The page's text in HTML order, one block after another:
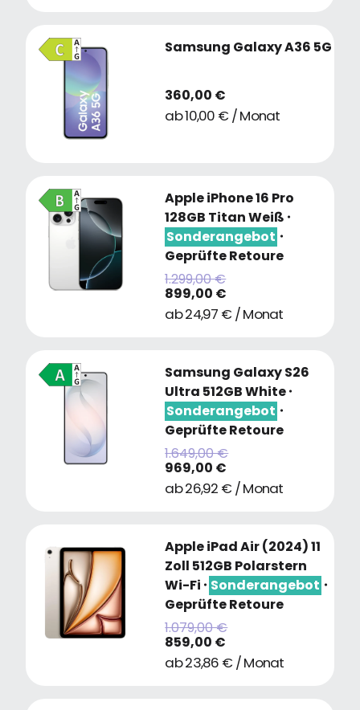
Samsung Galaxy A36 5G
360,00 €
ab 10,00 € / Monat
Apple iPhone 16 Pro
128GB Titan Weiß・
Sonderangebot ・
Geprüfte Retoure
1.299,00 €
899,00 €
ab 24,97 € / Monat
Samsung Galaxy S26
Ultra 512GB White・
Sonderangebot ・
Geprüfte Retoure
1.649,00 €
969,00 €
ab 26,92 € / Monat
Apple iPad Air (2024) 11
Zoll 512GB Polarstern
Wi-Fi・Sonderangebot ・
Geprüfte Retoure
1.079,00 €
859,00 €
ab 23,86 € / Monat